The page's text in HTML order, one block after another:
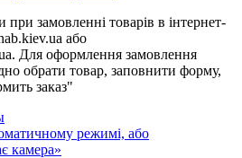
при замовленні товарів в інтернет-
або
Для оформлення замовлення
обрати товар, заповнити форму,
заказ"
режимі, або
камера»